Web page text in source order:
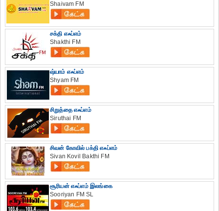
Shaivam FM
சக்தி எஃப்எம்
Shakthi FM
ஷ்யாம் எஃப்எம்
Shyam FM
சிறுத்தை எஃப்எம்
Siruthai FM
சிவன் கோவில் பக்தி எஃப்எம்
Sivan Kovil Bakthi FM
சூரியன் எஃப்எம் இலங்கை
Sooriyan FM SL